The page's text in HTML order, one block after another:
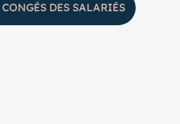
DES SALARIÉS